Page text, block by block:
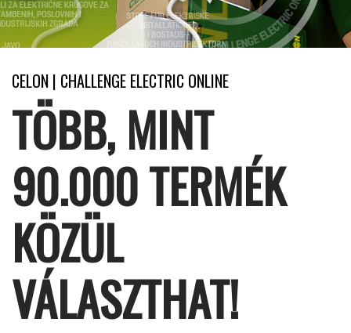
CELON | CHALLENGE ELECTRIC ONLINE
TÖBB, MINT
90.000 TERMÉK
KÖZÜL
VÁLASZTHAT!